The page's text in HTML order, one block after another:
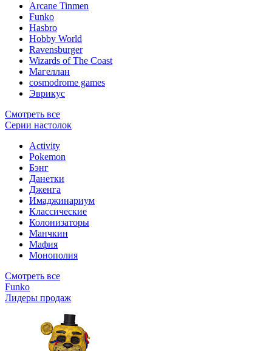
Arcane Tinmen
Funko
Hasbro
Hobby World
Ravensburger
Wizards of The Coast
Магеллан
сosmodrome games
Эврикус
Смотреть все
Серии настолок
Activity
Pokemon
Бэнг
Данетки
Дженга
Имаджинариум
Классические
Колонизаторы
Манчкин
Мафия
Монополия
Смотреть все
Funko
Лидеры продаж